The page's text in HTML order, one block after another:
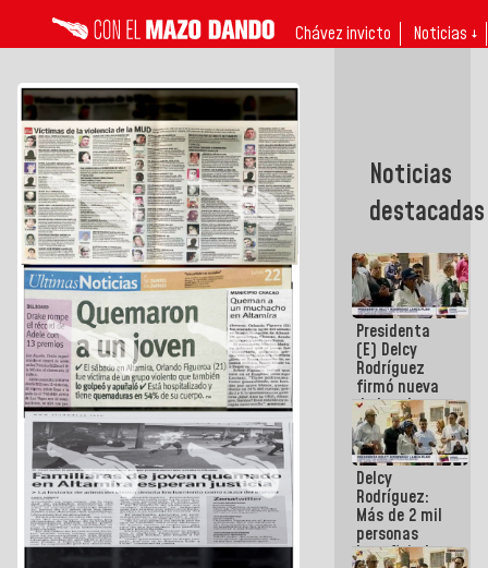
Chávez invicto Noticias ↓
Noticias
destacadas
Presidenta
(E) Delcy
Rodríguez
firmó nueva
de Ley de
Arrendamiento
aprobada
por la AN
Delcy
Rodríguez:
Más de 2 mil
personas
beneficiadas